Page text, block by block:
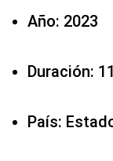
Año: 2023
Duración:
País: